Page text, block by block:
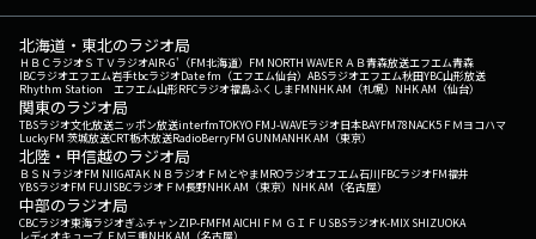
北海道・東北のラジオ局
ＨＢＣラジオＳＴＶラジオAIR-G'（FM北海道） FM NORTH WAVEＲＡＢ青森放送エフエム青森
IBCラジオエフエム岩手tbcラジオDate fm（エフエム仙台） ABSラジオエフエム秋田YBC山形放送
Rhythm Station エフエム山形RFCラジオ福島ふくしまFMNHK AM（札幌） NHK AM（仙台）
関東のラジオ局
TBSラジオ文化放送ニッポン放送interfmTOKYO FMJ-WAVEラジオ日本BAYFM78NACK5 ＦＭヨコハマ
LuckyFM 茨城放送CRT栃木放送RadioBerryFM GUNMANHK AM（東京）
北陸・甲信越のラジオ局
ＢＳＮラジオFM NIIGATAＫＮＢラジオ ＦＭとやまMROラジオエフエム石川FBCラジオFM福井
YBSラジオFM FUJISBCラジオ ＦＭ長野NHK AM（東京） NHK AM（名古屋）
中部のラジオ局
CBCラジオ東海ラジオぎふチャンZIP-FMFM AICHI ＦＭ ＧＩＦＵ SBSラジオK-MIX SHIZUOKA
レディオキューブ ＦＭ三重NHK AM（名古屋）